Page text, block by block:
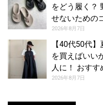
をどう履く？
せないための
2026年8月7日
【40代50代
を買えばいい
人に！ おすす
（8/7号）
2026年8月7日